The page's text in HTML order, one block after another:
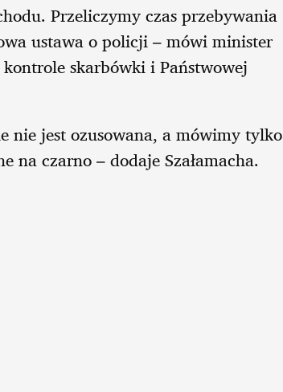
Przeliczymy czas przebywania
ustawa o policji – mówi minister
skarbówki i Państwowej
nie jest ozusowana, a mówimy tylko
na czarno – dodaje Szałamacha.